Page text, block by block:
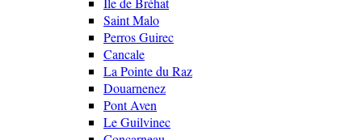
Saint Malo
Perros Guirec
Cancale
La Pointe du Raz
Douarnenez
Pont Aven
Le Guilvinec